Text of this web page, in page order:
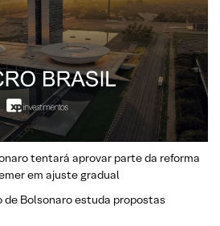
tentará aprovar parte da reforma
em ajuste gradual
de Bolsonaro estuda propostas